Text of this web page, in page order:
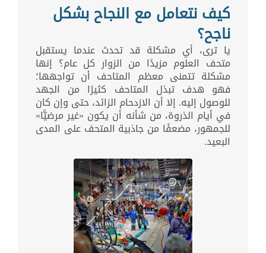
كيف نتعامل مع النجاح بشكل
ناجح؟
يا ترى، أي مشكلة قد تحدث عندما يستقبل
متحف العلوم مزيدًا من الزوار كل عام؟ إنها
مشكلة تتمنى معظم المتاحف أن تواجهها؛
فهو هدف تبذل المتاحف كثيرًا من الجهد
للوصول إليه. إلا أن الازدحام الزائد، حتى وإن كان
في أيام الذروة، من شأنه أن يكون «غير مرضيًّا»
للجمهور، مضعفًا من جاذبية المتحف على المدى
البعيد.